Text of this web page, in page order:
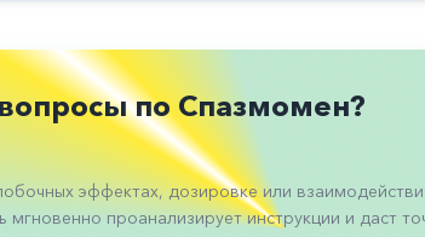
по Спазмомен?
эффектах, дозировке или
проанализирует инструкции и даст